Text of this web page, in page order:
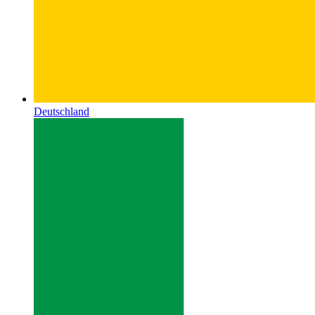
Deutschland